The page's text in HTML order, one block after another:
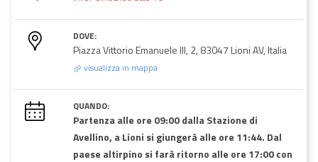
DOVE:
Piazza Vittorio Emanuele III, 2, 83047 Lioni AV, Italia
visualizza in mappa
QUANDO:
Partenza alle ore 09:00 dalla Stazione di
Avellino, a Lioni si giungerà alle ore 11:44. Dal
paese altirpino si farà ritorno alle ore 17:00 con